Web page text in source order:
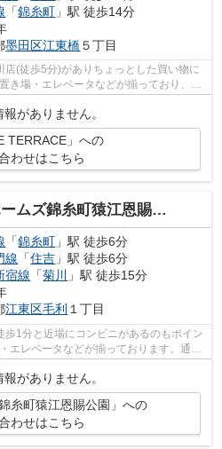
「錦糸町 」駅 徒歩14分
墨田区江東橋５丁目
店(徒歩5分)がありちょっとした買い物に
き場・エレベータなどが揃っており、と
がありません。
TERRACE」への
わせはこちら
ムズ錦糸町猿江恩賜公園
「錦糸町 」駅 徒歩6分
線 「住吉 」駅 徒歩6分
宿線 「菊川
」駅 徒歩15分
江東区毛利 １丁目
歩1分と近場にコンビニがあるのもポイン
エレベータなどが揃っております。通風
提...
がありません。
糸町猿江恩賜公園」への
わせはこちら